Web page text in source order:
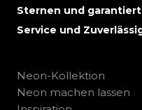
Sternen und
Service und
Neon-Kollektion
Neon machen lassen